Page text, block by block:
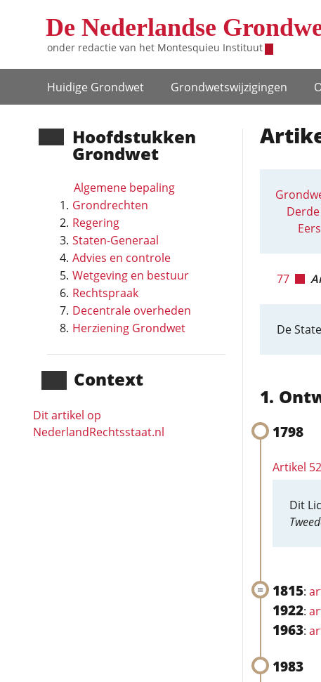
De Nederlandse
onder redactie van het Montesquieu Instituut
Hoofdnavigatie
Huidige Grondwet Grondwets­wijzigingen
Hoofd­stukken
Grondwet
Algemene bepaling
Grondrechten
Regering
Staten-Generaal
Advies en controle
Wetgeving en bestuur
Rechtspraak
Decentrale overheden
Herziening Grondwet
Context
Dit artikel op
NederlandRechts­staat.nl
77
De
1798
Artikel
Dit
1815:
1922:
1963:
1983